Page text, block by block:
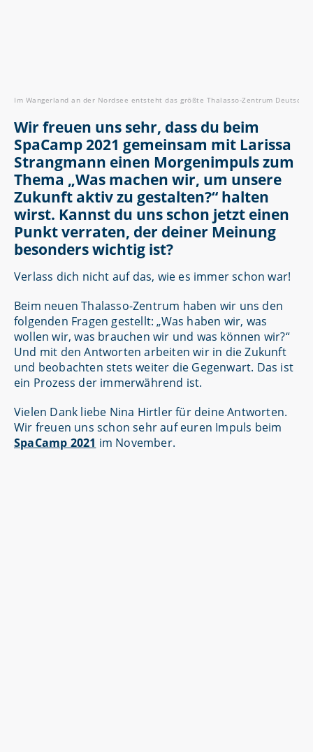
Im Wangerland an der Nordsee entsteht das größte Thalasso-Zentrum
Wir freuen uns sehr, dass du beim
SpaCamp 2021 gemeinsam mit Larissa
Strangmann einen Morgenimpuls zum
Thema „Was machen wir, um unsere
Zukunft aktiv zu gestalten?“ halten
wirst. Kannst du uns schon jetzt einen
Punkt verraten, der deiner Meinung
besonders wichtig ist?
Verlass dich nicht auf das, wie es immer schon war!
Beim neuen Thalasso-Zentrum haben wir uns den
folgenden Fragen gestellt: „Was haben wir, was
wollen wir, was brauchen wir und was können wir?“
Und mit den Antworten arbeiten wir in die Zukunft
und beobachten stets weiter die Gegenwart. Das ist
ein Prozess der immerwährend ist.
Vielen Dank liebe Nina Hirtler für deine Antworten.
Wir freuen uns schon sehr auf euren Impuls beim
SpaCamp 2021 im November.